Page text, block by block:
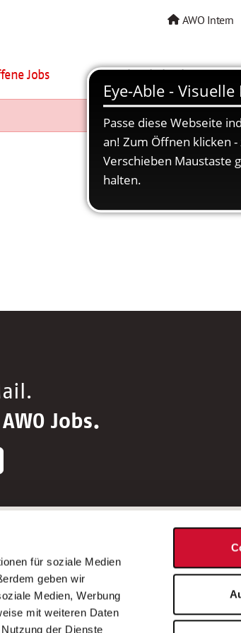
für soziale Medien
geben wir
Medien, Werbung
mit weiteren Daten
der Dienste
AWO Intern
Jobs AWO als Arbeitgeber
Jobs.
nach Bundesland
Bundesländern
Bei Fragen zu einer
wenden Sie sich bitte
Stellenausschreibung